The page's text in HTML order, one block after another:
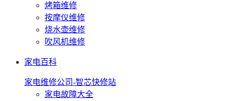
烤箱维修
按摩仪维修
烧水壶维修
吹风机维修
家电百科
家电维修公司-智芯快修站
家电故障大全